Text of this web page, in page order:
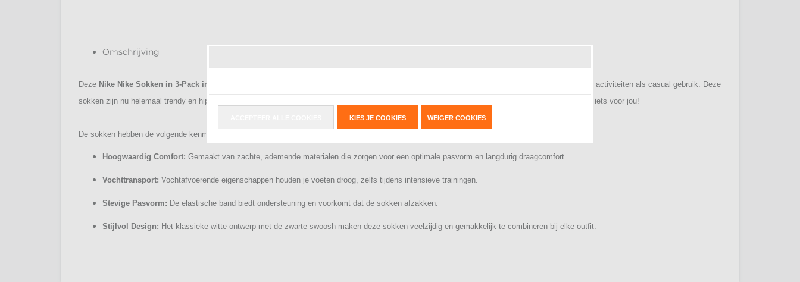
Omschrijving
Deze Nike Nike Sokken in 3-Pack in de kleur Wit
) zijn comfortabele en duurzame sokken, perfect voor zowel sportieve activiteiten als casual gebruik. Deze
sokken zijn nu helemaal trendy en hip en worden zichtbaar over een legging gedragen of onder een korte broek in badslippers. Deze trend is vast ook iets voor jou!
De sokken hebben de volgende kenmerken:
Hoogwaardig Comfort: Gemaakt van zachte, ademende materialen die zorgen voor een optimale pasvorm en langdurig draagcomfort.
Vochttransport: Vochtafvoerende eigenschappen houden je voeten droog, zelfs tijdens intensieve trainingen.
Stevige Pasvorm: De elastische band biedt ondersteuning en voorkomt dat de sokken afzakken.
Stijlvol Design: Het klassieke witte ontwerp met de zwarte swoosh maken deze sokken veelzijdig en gemakkelijk te combineren bij elke outfit.
KIES JE COOKIES WEIGER COOKIES